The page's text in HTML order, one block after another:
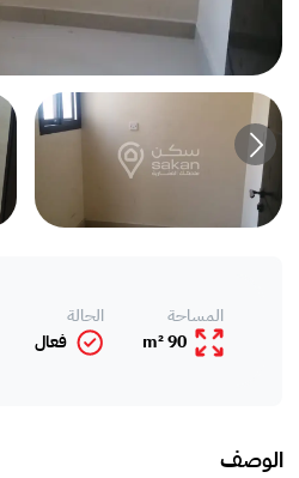
المساحة
90 m²
الحالة
فعال
الوصف